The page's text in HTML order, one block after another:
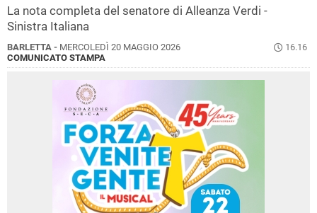
La nota completa del senatore di Alleanza Verdi -
Sinistra Italiana
BARLETTA - MERCOLEDÌ 20 MAGGIO 2026
16.16
COMUNICATO STAMPA